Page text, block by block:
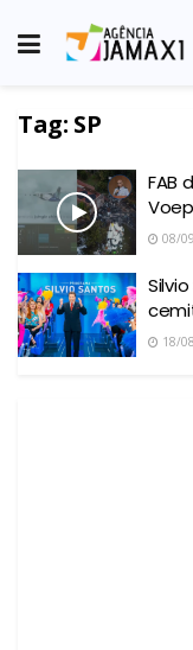
Tag: SP
FAB
08/
18/